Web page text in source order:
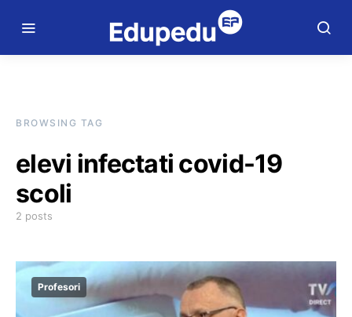
BROWSING TAG
elevi infectati covid-19
scoli
2 posts
Profesori